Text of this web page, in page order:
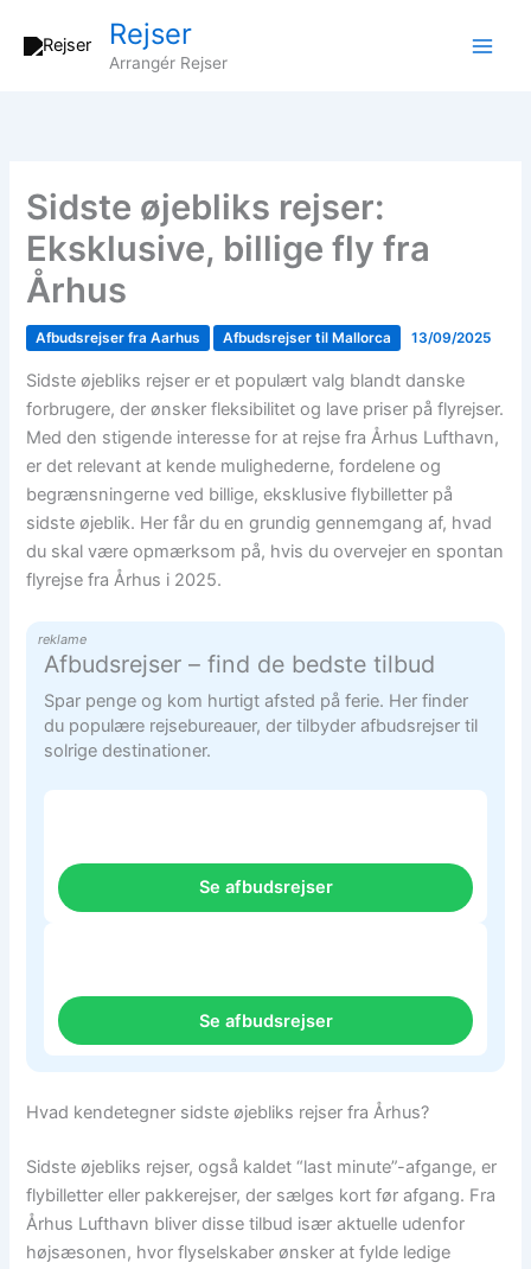
Rejser
Arrangér Rejser
Sidste øjebliks rejser:
Eksklusive, billige fly fra
Århus
Afbudsrejser fra Aarhus Afbudsrejser til Mallorca 13/09/2025
Sidste øjebliks rejser er et populært valg blandt danske
forbrugere, der ønsker fleksibilitet og lave priser på flyrejser.
Med den stigende interesse for at rejse fra Århus Lufthavn,
er det relevant at kende mulighederne, fordelene og
begrænsningerne ved billige, eksklusive flybilletter på
sidste øjeblik. Her får du en grundig gennemgang af, hvad
du skal være opmærksom på, hvis du overvejer en spontan
flyrejse fra Århus i 2025.
reklame
Afbudsrejser – find de bedste tilbud
Spar penge og kom hurtigt afsted på ferie. Her finder
du populære rejsebureauer, der tilbyder afbudsrejser til
solrige destinationer.
Se afbudsrejser
Se afbudsrejser
Hvad kendetegner sidste øjebliks rejser fra Århus?
Sidste øjebliks rejser, også kaldet “last minute”-afgange, er
flybilletter eller pakkerejser, der sælges kort før afgang. Fra
Århus Lufthavn bliver disse tilbud især aktuelle udenfor
højsæsonen, hvor flyselskaber ønsker at fylde ledige